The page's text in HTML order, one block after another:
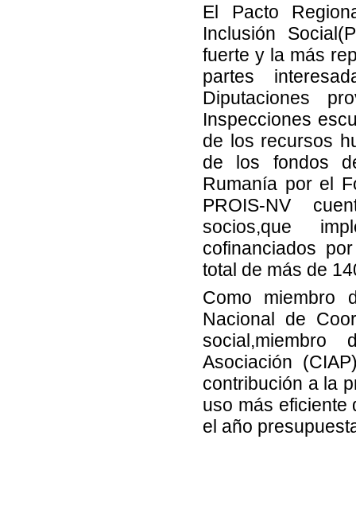
El Pacto
Inclusión
fuerte y la más
partes
Diputaciones
Inspecciones
de los recursos
de los fondos
Rumanía por el
PROIS-NV
socios,que
cofinanciados
total de más de
Como miembro
Nacional de
Asociación
contribución a la
uso más eficiente
el año